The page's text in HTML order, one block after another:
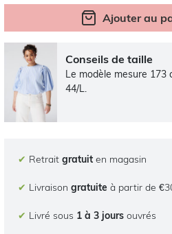
Ajouter au
Conseils de taille
Le modèle mesure 173
44/L.
✔ Retraitgratuit en magasin
✔ Livraisongratuite à partir de
✔ Livré sous 1 à 3 jours ouvrés